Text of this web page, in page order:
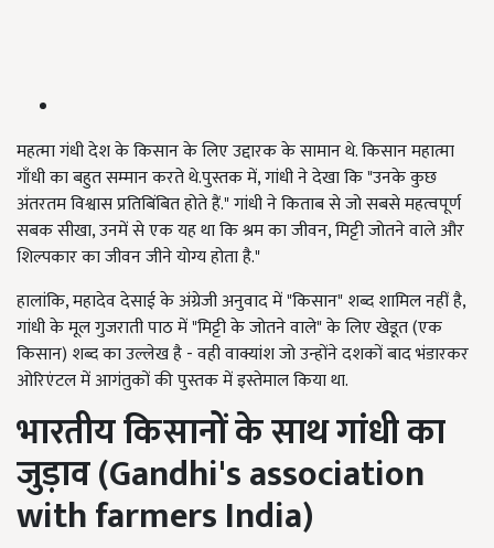
महत्मा गंधी देश के किसान के लिए उद्दारक के सामान थे. किसान महात्मा
गाँधी का बहुत सम्मान करते थे.पुस्तक में, गांधी ने देखा कि "उनके कुछ
अंतरतम विश्वास प्रतिबिंबित होते हैं." गांधी ने किताब से जो सबसे महत्वपूर्ण
सबक सीखा, उनमें से एक यह था कि श्रम का जीवन, मिट्टी जोतने वाले और
शिल्पकार का जीवन जीने योग्य होता है."
हालांकि, महादेव देसाई के अंग्रेजी अनुवाद में "किसान" शब्द शामिल नहीं है,
गांधी के मूल गुजराती पाठ में "मिट्टी के जोतने वाले" के लिए खेडूत (एक
किसान) शब्द का उल्लेख है - वही वाक्यांश जो उन्होंने दशकों बाद भंडारकर
ओरिएंटल में आगंतुकों की पुस्तक में इस्तेमाल किया था.
भारतीय किसानों के साथ गांधी का
जुड़ाव (Gandhi's association
with farmers India)